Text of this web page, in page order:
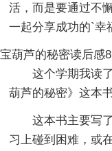
活，而是要通过不
一起分享成功的`幸
宝葫芦的秘密读后感8
这个学期我读
葫芦的秘密》这本书
这本书主要写
习上碰到困难，或